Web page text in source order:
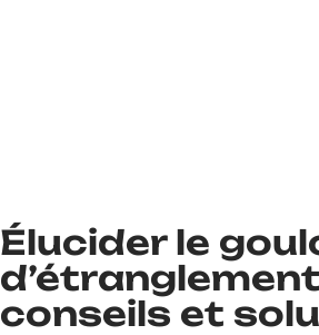
Élucider le
d’étranglement
conseils et